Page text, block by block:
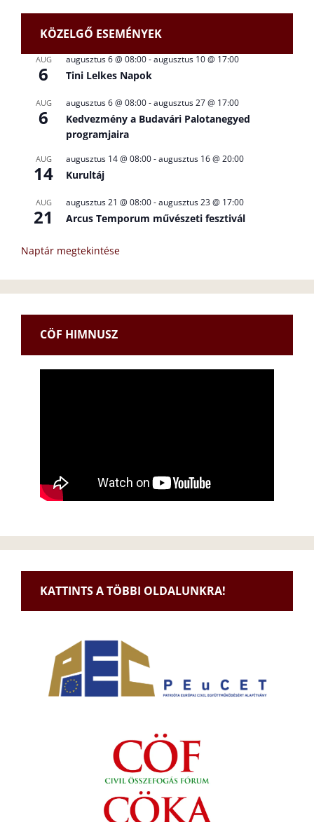
KÖZELGŐ ESEMÉNYEK
AUG
6
augusztus 6 @ 08:00-augusztus 10 @ 17:00
Tini Lelkes Napok
AUG
6
augusztus 6 @ 08:00-augusztus 27 @ 17:00
Kedvezmény a Budavári Palotanegyed
programjaira
AUG
14
augusztus 14 @ 08:00-augusztus 16 @ 20:00
Kurultáj
AUG
21
augusztus 21 @ 08:00-augusztus 23 @ 17:00
Arcus Temporum művészeti fesztivál
Naptár megtekintése
CÖF HIMNUSZ
KATTINTS A TÖBBI OLDALUNKRA!